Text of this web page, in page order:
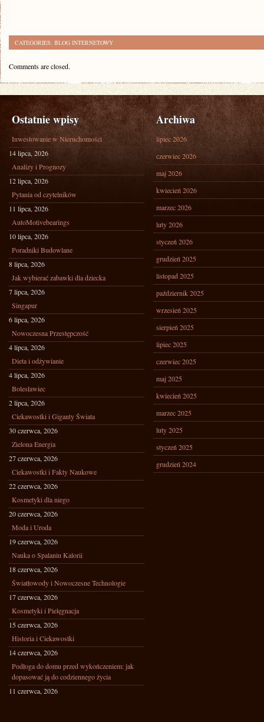
CATEGORIES: BLOG INTERNETOWY
Comments are closed.
Ostatnie wpisy
Inwestowanie w Nieruchomości
14 lipca, 2026
Analizy i Prognozy
12 lipca, 2026
Pytania od czytelników
11 lipca, 2026
AutoMotivebearings
10 lipca, 2026
Poradniki Budowlane
8 lipca, 2026
Jak wybierać zabawki dla dziecka
7 lipca, 2026
Singapur
6 lipca, 2026
Nowoczesna Przestępczość
4 lipca, 2026
Dieta i odżywianie
4 lipca, 2026
Bolesławiec
2 lipca, 2026
Ciekawostki i Giganty Świata
30 czerwca, 2026
Zielona Energia
27 czerwca, 2026
Ciekawostki i Fakty Naukowe
22 czerwca, 2026
Kosmetyki dla niego
20 czerwca, 2026
Moda i Uroda
19 czerwca, 2026
Nauka o Spalaniu Kalorii
18 czerwca, 2026
Światłowody i Nowoczesne Technologie
17 czerwca, 2026
Kosmetyki i Pielęgnacja
15 czerwca, 2026
Historia i Ciekawostki
14 czerwca, 2026
Podłoga do domu przed wykończeniem: jak
dopasować ją do codziennego życia
11 czerwca, 2026
Archiwa
lipiec 2026
czerwiec 2026
maj 2026
kwiecień 2026
marzec 2026
luty 2026
styczeń 2026
grudzień 2025
listopad 2025
październik 2025
wrzesień 2025
sierpień 2025
lipiec 2025
czerwiec 2025
maj 2025
kwiecień 2025
marzec 2025
luty 2025
styczeń 2025
grudzień 2024